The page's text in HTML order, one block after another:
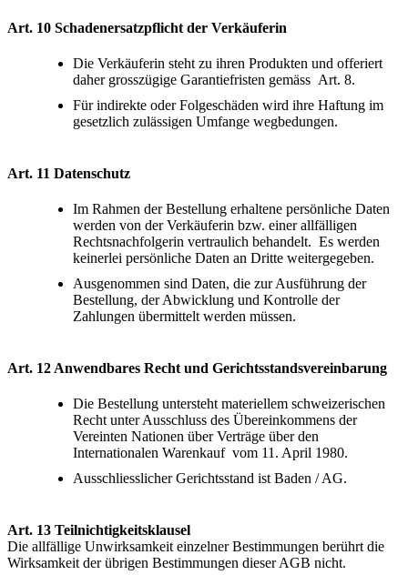
Art. 10 Schadenersatzpflicht der Verkäuferin
Die Verkäuferin steht zu ihren Produkten und offeriert
daher grosszügige Garantiefristen gemäss Art. 8.
Für indirekte oder Folgeschäden wird ihre Haftung im
gesetzlich zulässigen Umfange wegbedungen.
Art. 11 Datenschutz
Im Rahmen der Bestellung erhaltene persönliche Daten
werden von der Verkäuferin bzw. einer allfälligen
Rechtsnachfolgerin vertraulich behandelt. Es werden
keinerlei persönliche Daten an Dritte weitergegeben.
Ausgenommen sind Daten, die zur Ausführung der
Bestellung, der Abwicklung und Kontrolle der
Zahlungen übermittelt werden müssen.
Art. 12 Anwendbares Recht und Gerichtsstandsvereinbarung
Die Bestellung untersteht materiellem schweizerischen
Recht unter Ausschluss des Übereinkommens der
Vereinten Nationen über Verträge über den
Internationalen Warenkauf vom 11. April 1980.
Ausschliesslicher Gerichtsstand ist Baden / AG.
Art. 13 Teilnichtigkeitsklausel
Die allfällige Unwirksamkeit einzelner Bestimmungen berührt die
Wirksamkeit der übrigen Bestimmungen dieser AGB nicht.